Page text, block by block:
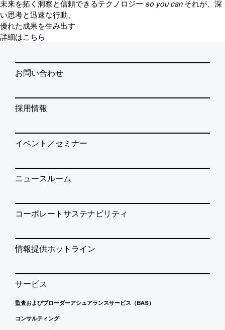
未来を拓く洞察と信頼できるテクノロジー so you can それが、深
い思考と迅速な行動、
優れた成果を生み出す
詳細はこちら
お問い合わせ
採用情報
イベント／セミナー
ニュースルーム
コーポレートサステナビリティ
情報提供ホットライン
サービス
監査およびブローダーアシュアランスサービス（BAS）
コンサルティング